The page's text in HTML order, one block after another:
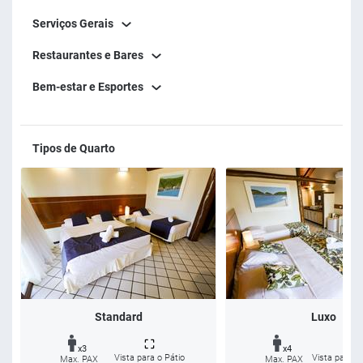
Serviços Gerais
Restaurantes e Bares
Bem-estar e Esportes
Tipos de Quarto
Standard
x3
Max. PAX
Vista para o Pátio
Luxo
x4
Max. PAX
Vista para o